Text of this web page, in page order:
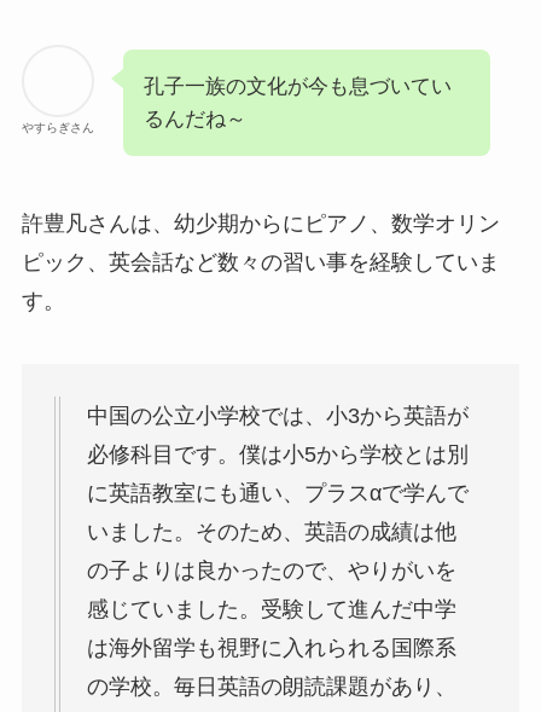
やすらぎさん
孔子一族の文化が今も息づいてい
るんだね～
許豊凡さんは、幼少期からにピアノ、数学オリン
ピック、英会話など数々の習い事を経験していま
す。
中国の公立小学校では、小3から英語が
必修科目です。僕は小5から学校とは別
に英語教室にも通い、プラスαで学んで
いました。そのため、英語の成績は他
の子よりは良かったので、やりがいを
感じていました。受験して進んだ中学
は海外留学も視野に入れられる国際系
の学校。毎日英語の朗読課題があり、